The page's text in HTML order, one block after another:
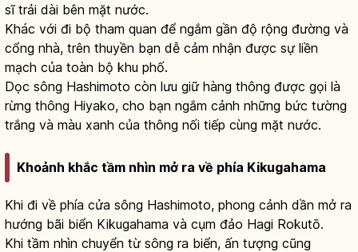
sĩ trải dài bên mặt nước.
Khác với đi bộ tham quan để ngắm gần độ rộng đường và
cổng nhà, trên thuyền bạn dễ cảm nhận được sự liền
mạch của toàn bộ khu phố.
Dọc sông Hashimoto còn lưu giữ hàng thông được gọi là
rừng thông Hiyako, cho bạn ngắm cảnh những bức tường
trắng và màu xanh của thông nối tiếp cùng mặt nước.
Khoảnh khắc tầm nhìn mở ra về phía Kikugahama
Khi đi về phía cửa sông Hashimoto, phong cảnh dần mở ra
hướng bãi biển Kikugahama và cụm đảo Hagi Rokutō.
Khi tầm nhìn chuyển từ sông ra biển, ấn tượng cũng